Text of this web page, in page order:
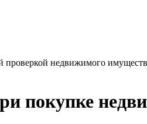
проверкой недвижимого
покупке